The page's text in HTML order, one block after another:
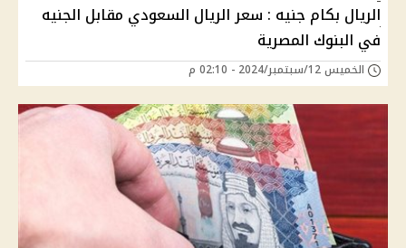
الريال بكام جنيه : سعر الريال السعودي مقابل الجنيه
في البنوك المصرية
الخميس 12/سبتمبر/2024 - 02:10 م